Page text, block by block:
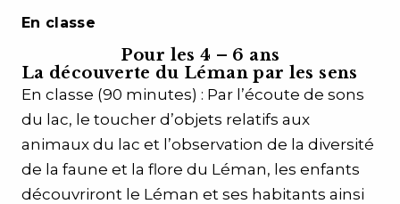
En classe
Pour les 4 – 6 ans
La découverte du Léman par les sens
En classe (90 minutes) : Par l’écoute de sons
du lac, le toucher d’objets relatifs aux
animaux du lac et l’observation de la diversité
de la faune et la flore du Léman, les enfants
découvriront le Léman et ses habitants ainsi